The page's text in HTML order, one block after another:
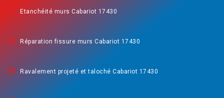
Etanchéité murs Cabariot 17430
Réparation fissure murs Cabariot 17430
Ravalement projeté et taloché Cabariot 17430